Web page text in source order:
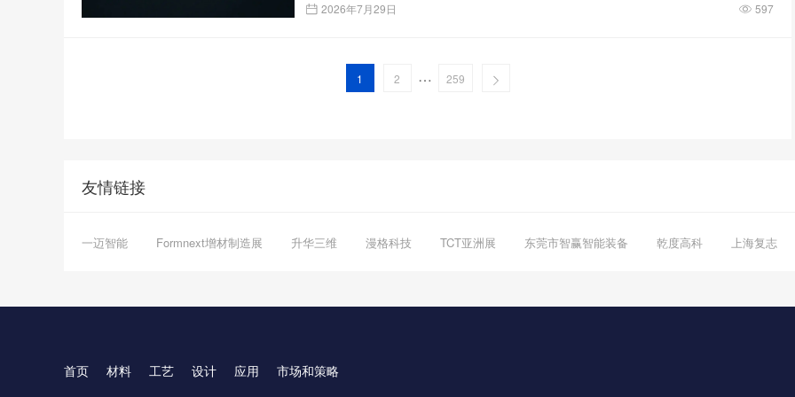
2026年7月29日 597
1 2 … 259
友情链接
一迈智能 Formnext增材制造展 升华三维 漫格科技 TCT亚洲展 东莞市智赢智能装备 乾度高科 上海复志
首页 材料 工艺 设计 应用
市场和策略